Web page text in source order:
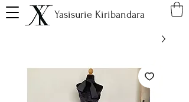
Yasisurie Kiribandara